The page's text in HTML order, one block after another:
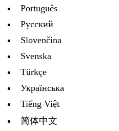
Português
Русский
Slovenčina
Svenska
Türkçe
Украïнська
Tiếng Việt
简体中文